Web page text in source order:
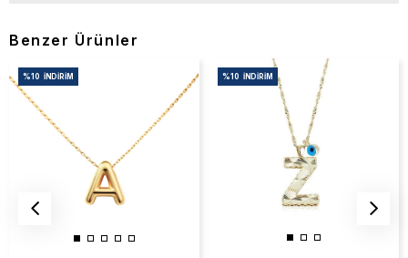
Benzer Ürünler
%10 İNDIRIM %10 İNDIRIM